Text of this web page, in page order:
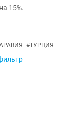
15%.
#ТУРЦИЯ